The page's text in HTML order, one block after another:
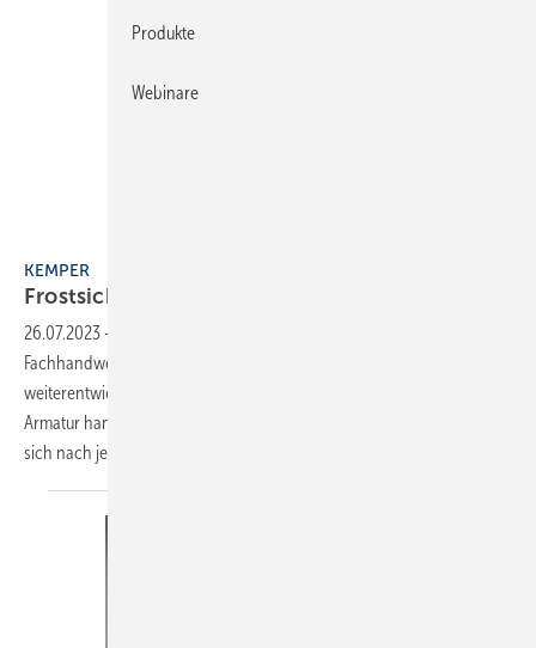
KEMPER
Frostsichere
26.07.2023 -
Fachhandwerkern hat Kemper die frostsichere Außenarmatur Frosti
weiterentwickelt und mit zusätzlichen Funktionen ausgestattet. Bei der
Armatur handelt es sich um eine fest installierte Außenzapfstelle, die
sich nach jedem Absperrvorgang
Produkte
Webinare